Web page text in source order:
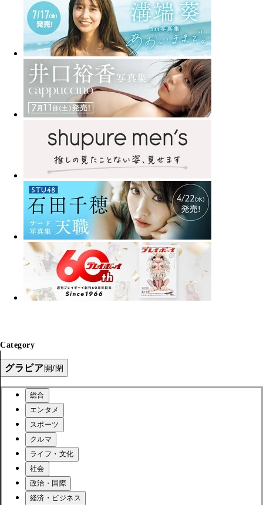
Category
グラビア開/閉
総合
エンタメ
スポーツ
クルマ
ライフ・文化
社会
政治・国際
経済・ビジネス